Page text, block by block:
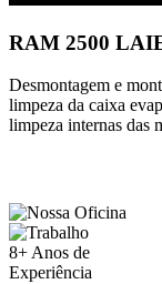
RAM 2500
Desmontagem e
limpeza da caixa
limpeza internas das
8+Anos de
Experiência